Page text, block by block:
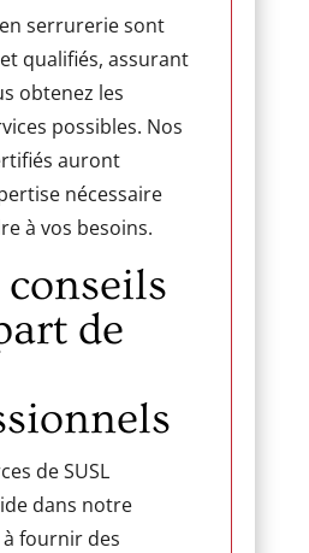
serrurerie sont
qualifiés, assurant
obtenez les
possibles. Nos
auront
nécessaire
à vos besoins.
de
de SUSL
dans notre
fournir des